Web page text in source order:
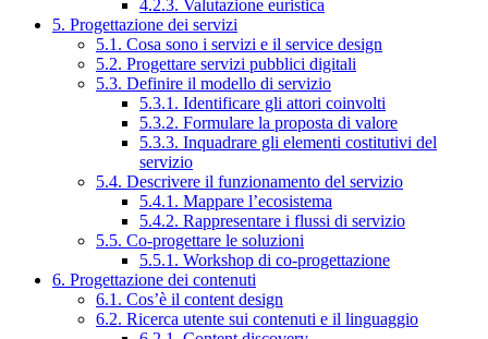
4.2.3. Valutazione euristica
5. Progettazione dei servizi
5.1. Cosa sono i servizi e il service design
5.2. Progettare servizi pubblici digitali
5.3. Definire il modello di servizio
5.3.1. Identificare gli attori coinvolti
5.3.2. Formulare la proposta di valore
5.3.3. Inquadrare gli elementi costitutivi del
servizio
5.4. Descrivere il funzionamento del servizio
5.4.1. Mappare l’ecosistema
5.4.2. Rappresentare i flussi di servizio
5.5. Co-progettare le soluzioni
5.5.1. Workshop di co-progettazione
6. Progettazione dei contenuti
6.1. Cos’è il content design
6.2. Ricerca utente sui contenuti e il linguaggio